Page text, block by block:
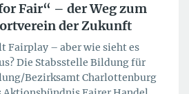
Fair“ – der Weg zum
der Zukunft
Fairplay – aber wie sieht es
Die Stabsstelle Bildung für
Bezirksamt Charlottenburg